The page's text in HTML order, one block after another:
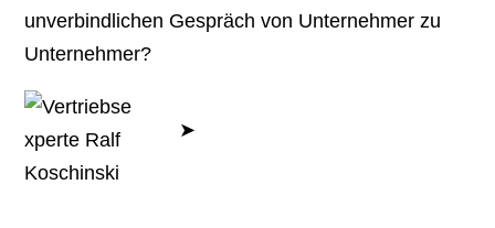
unverbindlichen Gespräch von Unternehmer zu
Unternehmer?
➤